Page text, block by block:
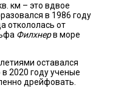
км – это вдвое
в 1986 году
откололась от
Филхнерв море
оставался
2020 году ученые
дрейфовать.